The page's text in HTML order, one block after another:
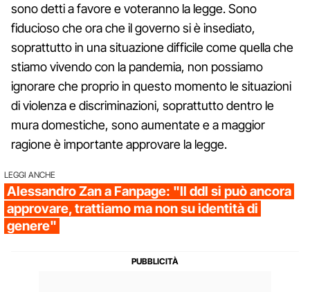
sono detti a favore e voteranno la legge. Sono
fiducioso che ora che il governo si è insediato,
soprattutto in una situazione difficile come quella che
stiamo vivendo con la pandemia, non possiamo
ignorare che proprio in questo momento le situazioni
di violenza e discriminazioni, soprattutto dentro le
mura domestiche, sono aumentate e a maggior
ragione è importante approvare la legge.
LEGGI ANCHE
Alessandro Zan a Fanpage: "Il ddl si può ancora
approvare, trattiamo ma non su identità di
genere"